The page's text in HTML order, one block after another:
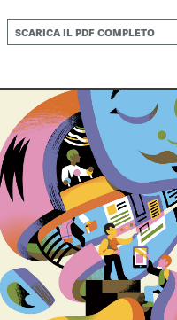
scarica il pdf completo